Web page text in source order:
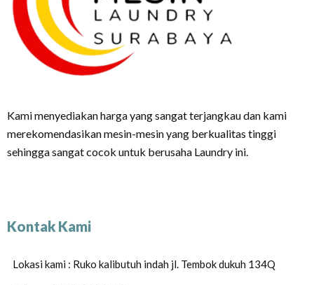
Kami menyediakan harga yang sangat terjangkau dan kami
merekomendasikan mesin-mesin yang berkualitas tinggi
sehingga sangat cocok untuk berusaha Laundry ini.
Kontak Kami
Lokasi kami : Ruko kalibutuh indah jl. Tembok dukuh 134Q